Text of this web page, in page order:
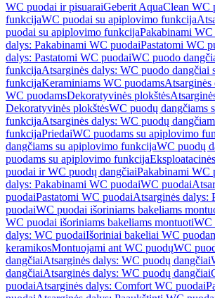
WC puodai ir pisuaraiGeberit AquaClean WC
funkcijaWC puodai su apiplovimo funkcija
puodai su apiplovimo funkcijaPakabinami WC
dalys: Pakabinami WC puodaiPastatomi WC
dalys: Pastatomi WC puodaiWC puodo
funkcijaAtsarginės dalys: WC puodo dangčiai
funkcijaKeraminiams WC puodams
WC puodamsDekoratyvinės plokštės
Dekoratyvinės plokštėsWC puodų dangčiams
funkcijaAtsarginės dalys: WC puodų
funkcijaPriedaiWC puodams su apiplovimo
dangčiams su apiplovimo funkcijaWC puodų
puodams su apiplovimo funkcija
puodai ir WC puodų dangčiaiPakabinami WC
dalys: Pakabinami WC puodaiWC puodai
puodaiPastatomi WC puodaiAtsarginės dalys:
puodaiWC puodai išoriniams bakeliams
WC puodai išoriniams bakeliams montuotiWC
dalys: WC puodaiIšoriniai bakeliai WC
keramikosMontuojami ant WC puodųWC
dangčiaiAtsarginės dalys: WC puodų dangčiai
dangčiaiAtsarginės dalys: WC puodų dangčiai
puodaiAtsarginės dalys: Comfort WC puodai